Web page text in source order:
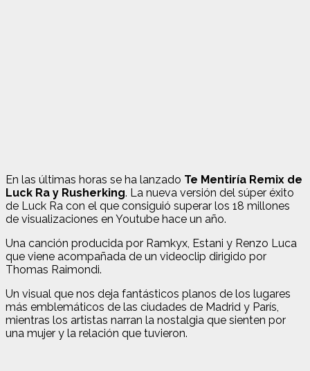
En las últimas horas se ha lanzado Te Mentiría Remix de
Luck Ra y Rusherking. La nueva versión del súper éxito
de Luck Ra con el que consiguió superar los 18 millones
de visualizaciones en Youtube hace un año.
Una canción producida por Ramkyx, Estani y Renzo Luca
que viene acompañada de un videoclip dirigido por
Thomas Raimondi.
Un visual que nos deja fantásticos planos de los lugares
más emblemáticos de las ciudades de Madrid y París,
mientras los artistas narran la nostalgia que sienten por
una mujer y la relación que tuvieron.